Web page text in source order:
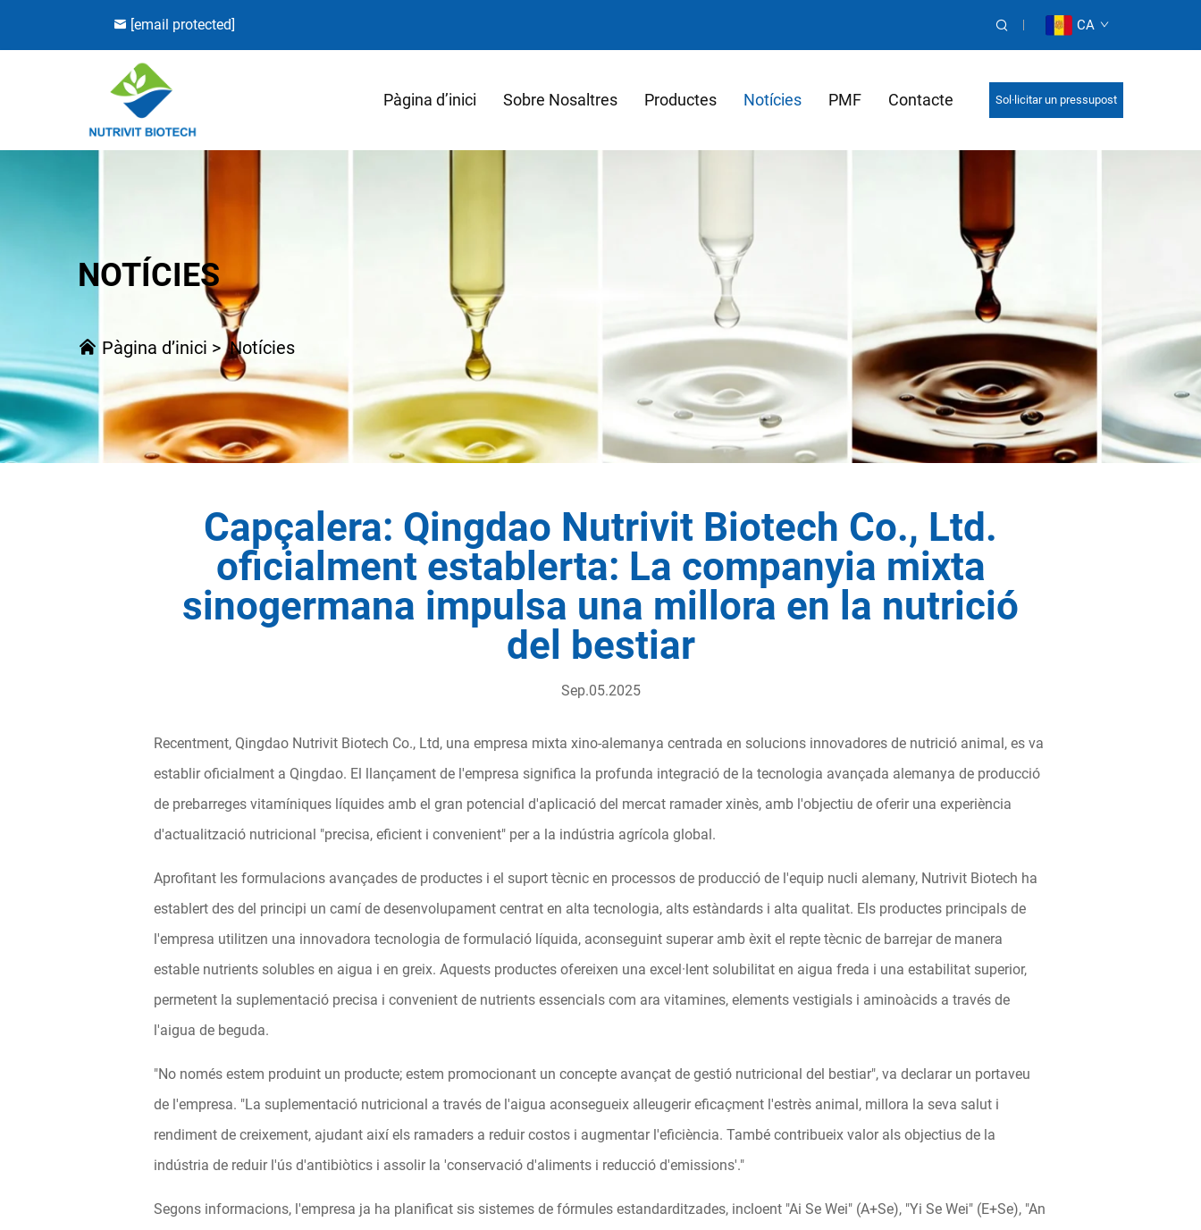
[email protected] CA
Pàgina d’inici Sobre Nosaltres Productes Notícies PMF Contacte Sol·licitar un pressupost
NOTÍCIES
Pàgina d’inici >Notícies
Capçalera: Qingdao Nutrivit Biotech Co., Ltd.
oficialment establerta: La companyia mixta
sinogermana impulsa una millora en la nutrició
del bestiar
Sep.05.2025
Recentment, Qingdao Nutrivit Biotech Co., Ltd, una empresa mixta xino-alemanya centrada en solucions innovadores de nutrició animal, es va
establir oficialment a Qingdao. El llançament de l'empresa significa la profunda integració de la tecnologia avançada alemanya de producció
de prebarreges vitamíniques líquides amb el gran potencial d'aplicació del mercat ramader xinès, amb l'objectiu de oferir una experiència
d'actualització nutricional "precisa, eficient i convenient" per a la indústria agrícola global.
Aprofitant les formulacions avançades de productes i el suport tècnic en processos de producció de l'equip nucli alemany, Nutrivit Biotech ha
establert des del principi un camí de desenvolupament centrat en alta tecnologia, alts estàndards i alta qualitat. Els productes principals de
l'empresa utilitzen una innovadora tecnologia de formulació líquida, aconseguint superar amb èxit el repte tècnic de barrejar de manera
estable nutrients solubles en aigua i en greix. Aquests productes ofereixen una excel·lent solubilitat en aigua freda i una estabilitat superior,
permetent la suplementació precisa i convenient de nutrients essencials com ara vitamines, elements vestigials i aminoàcids a través de
l'aigua de beguda.
"No només estem produint un producte; estem promocionant un concepte avançat de gestió nutricional del bestiar", va declarar un portaveu
de l'empresa. "La suplementació nutricional a través de l'aigua aconsegueix alleugerir eficaçment l'estrès animal, millora la seva salut i
rendiment de creixement, ajudant així els ramaders a reduir costos i augmentar l'eficiència. També contribueix valor als objectius de la
indústria de reduir l'ús d'antibiòtics i assolir la 'conservació d'aliments i reducció d'emissions'."
Segons informacions, l'empresa ja ha planificat sis sistemes de fórmules estandarditzades, incloent "Ai Se Wei" (A+Se), "Yi Se Wei" (E+Se), "An